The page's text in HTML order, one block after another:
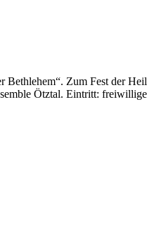
Bethlehem“. Zum Fest der
Ötztal. Eintritt: